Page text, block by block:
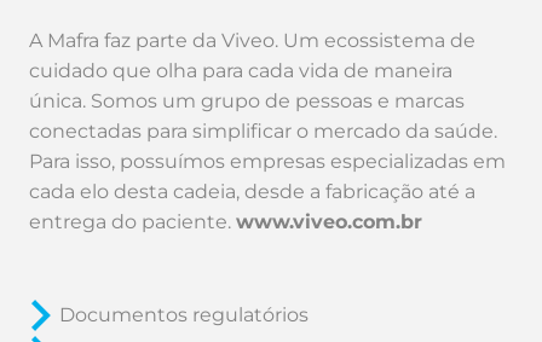
A Mafra faz parte da Viveo. Um ecossistema de
cuidado que olha para cada vida de maneira
única. Somos um grupo de pessoas e marcas
conectadas para simplificar o mercado da saúde.
Para isso, possuímos empresas especializadas em
cada elo desta cadeia, desde a fabricação até a
entrega do paciente.www.viveo.com.br
Documentos regulatórios